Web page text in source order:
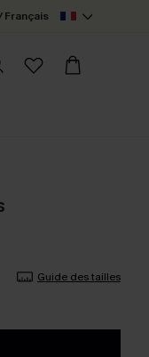
Français
Guide des tailles